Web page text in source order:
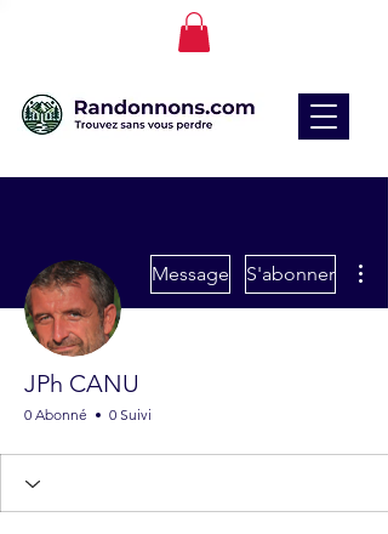
Message S'abonner
JPh CANU
0 Abonné 0 Suivi